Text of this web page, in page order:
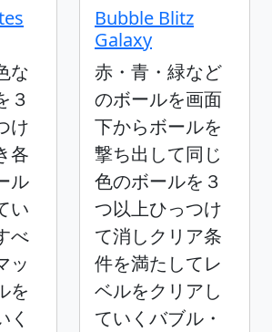
な
３
け
各
ル
い
べ
ッ
を
く
Bubble Blitz
Galaxy
赤・青・緑など
のボールを画面
下からボールを
撃ち出して同じ
色のボールを３
つ以上ひっつけ
て消しクリア条
件を満たしてレ
ベルをクリアし
ていくバブル・